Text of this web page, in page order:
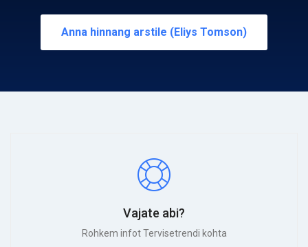
Anna hinnang arstile (Eliys Tomson)
Vajate abi?
Rohkem infot Tervisetrendi kohta